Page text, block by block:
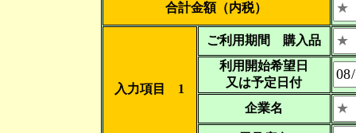
合計金額（内税）
入力項目 1
ご利用期間 購入品
利用開始希望日
又は予定日付
企業名